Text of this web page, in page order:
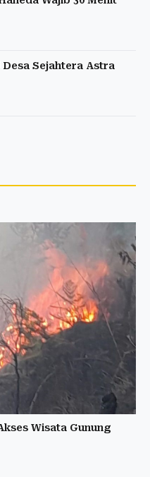
Sejahtera Astra
Wisata Gunung